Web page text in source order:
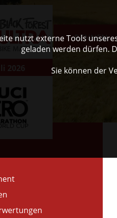
RENNEN
nutzt externe Tools
geladen werden dürfen.
Sie können der